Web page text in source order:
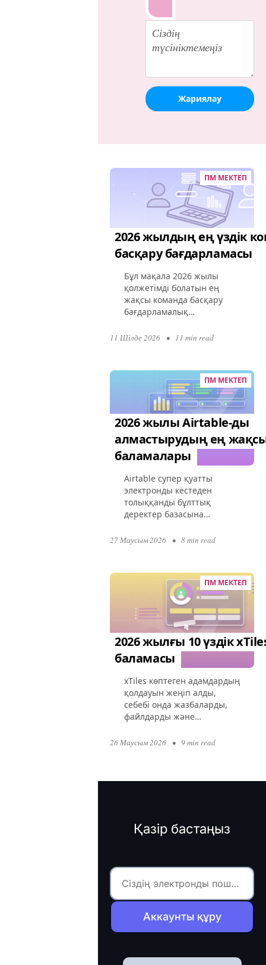
Жариялау
ПМ МЕКТЕП
2026 жылдың ең үздік
басқару бағдарламасы
Бұл мақала 2026 жылы
қолжетімді болатын ең
жақсы команда басқару
бағдарламалық
терең зерттеу жүргізеді.
өзгертіп,
ынтымақтастықты
жақсартатынын...
11 Шілде 2026 • 11 min read
ПМ МЕКТЕП
2026 жылы Airtable-ды
алмастырудың ең
баламалары
Airtable супер қуатты
электронды кестеден
толыққанды бұлттық
деректер базасына
кеңейтілген
Көптеген компаниялар
қазір артық жүктелген
интерфейс, рөлге...
27 Маусым 2026 • 8 min read
ПМ МЕКТЕП
2026 жылғы 10 үздік
баламасы
xTiles көптеген адамдардың
қолдауын жеңіп алды,
себебі онда жазбаларды,
файлдарды және
болатын икемді “доска” бар.
26 Маусым 2026 • 9 min read
Қазір бастаңыз
Аккаунты құру